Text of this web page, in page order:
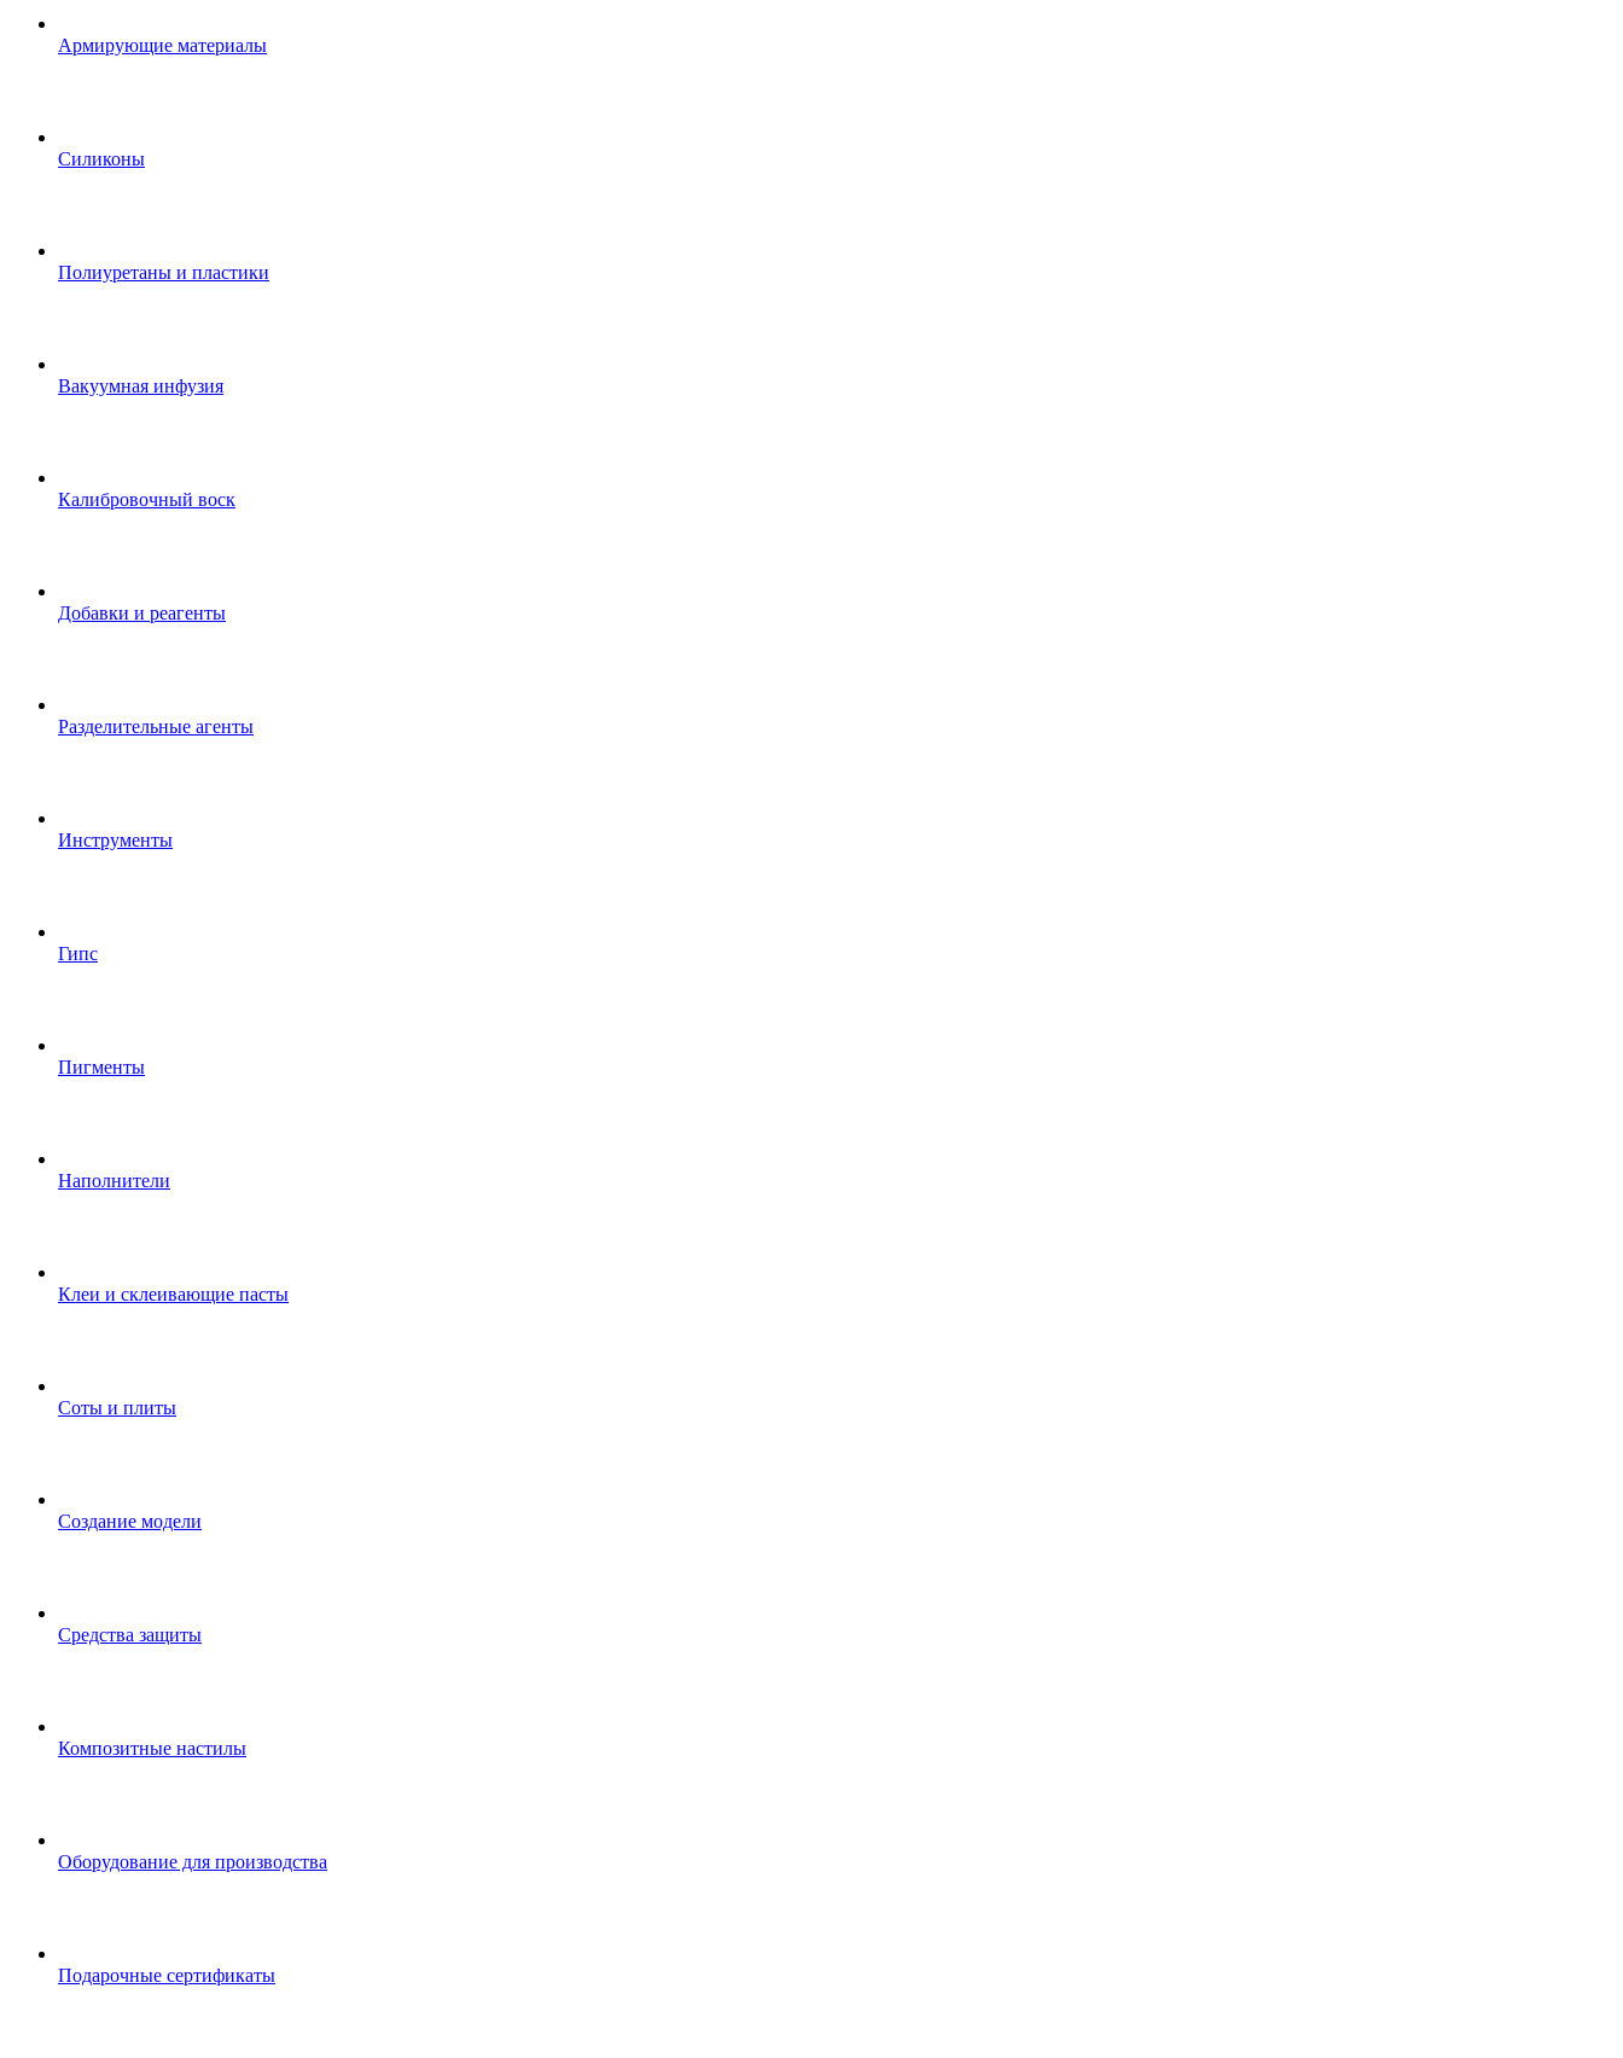
Армирующие материалы
Силиконы
Полиуретаны и пластики
Вакуумная инфузия
Калибровочный воск
Добавки и реагенты
Разделительные агенты
Инструменты
Гипс
Пигменты
Наполнители
Клеи и склеивающие пасты
Соты и плиты
Создание модели
Средства защиты
Композитные настилы
Оборудование для производства
Подарочные сертификаты